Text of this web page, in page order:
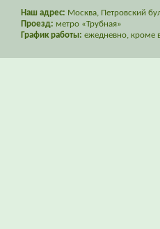
Наш адрес: Москва, Петровский
Проезд: метро «Трубная»
График работы: ежедневно, кроме